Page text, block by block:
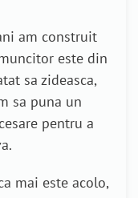
am construit
este din
sa zideasca,
sa puna un
pentru a
mai este acolo,